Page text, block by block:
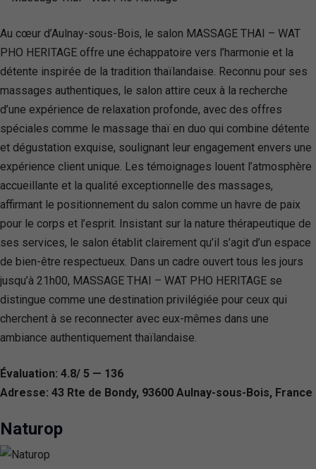
Au cœur d’Aulnay-sous-Bois, le salon MASSAGE THAI – WAT
PHO HERITAGE offre une échappatoire vers l’harmonie et la
détente inspirée de la tradition thaïlandaise. Reconnu pour ses
massages authentiques, le salon attire ceux à la recherche
d’une expérience de relaxation profonde, avec des offres
spéciales comme le massage thaï en duo qui combine détente
et dégustation exquise, soulignant leur engagement envers une
expérience client unique. Les témoignages louent l’atmosphère
accueillante et la qualité exceptionnelle des massages,
affirmant le positionnement du salon comme un havre de paix
pour le corps et l’esprit. Insistant sur la nature thérapeutique de
ses services, le salon établit clairement qu’il s’agit d’un espace
de bien-être respectueux. Dans un cadre ouvert tous les jours
jusqu’à 21h00, MASSAGE THAI – WAT PHO HERITAGE se
distingue comme une destination privilégiée pour ceux qui
cherchent à se reconnecter avec eux-mêmes dans une
ambiance authentiquement thaïlandaise.
Évaluation: 4.8/ 5 — 136
Adresse: 43 Rte de Bondy, 93600 Aulnay-sous-Bois, France
Naturop